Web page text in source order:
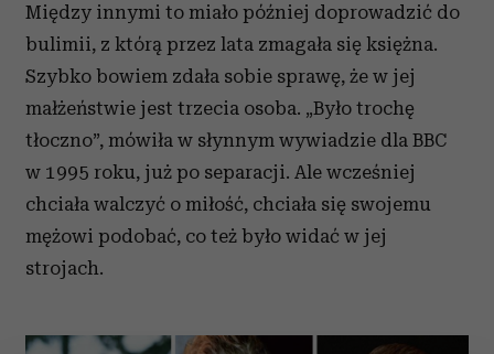
Między innymi to miało później doprowadzić do
bulimii, z którą przez lata zmagała się księżna.
Szybko bowiem zdała sobie sprawę, że w jej
małżeństwie jest trzecia osoba. „Było trochę
tłoczno”, mówiła w słynnym wywiadzie dla BBC
w 1995 roku, już po separacji. Ale wcześniej
chciała walczyć o miłość, chciała się swojemu
mężowi podobać, co też było widać w jej
strojach.